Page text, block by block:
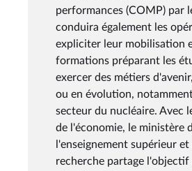
performances (COMP) par
conduira également les
expliciter leur mobilisation
formations préparant les
exercer des métiers
ou en évolution,
secteur du nucléaire. Avec
de l'économie, le ministère
l'enseignement supérieur et
recherche partage